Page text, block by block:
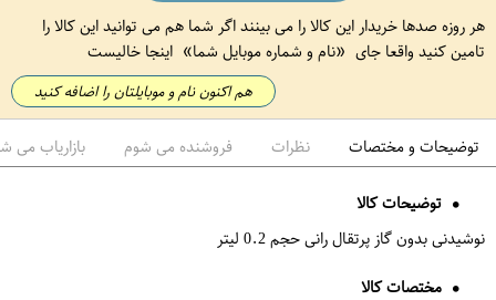
هر روزه صدها خریدار این کالا را می بینند اگر شما هم می توانید این کالا را
تامین کنید واقعا جای
نام و شماره موبایل شما اینجا خالیست
هم اکنون نام و موبایلتان را اضافه کنید
توضیحات و مختصات نظرات فروشنده می شوم بازاریاب می
توضیحات کالا
نوشیدنی بدون گاز پرتقال رانی حجم 0.2 لیتر
مختصات کالا